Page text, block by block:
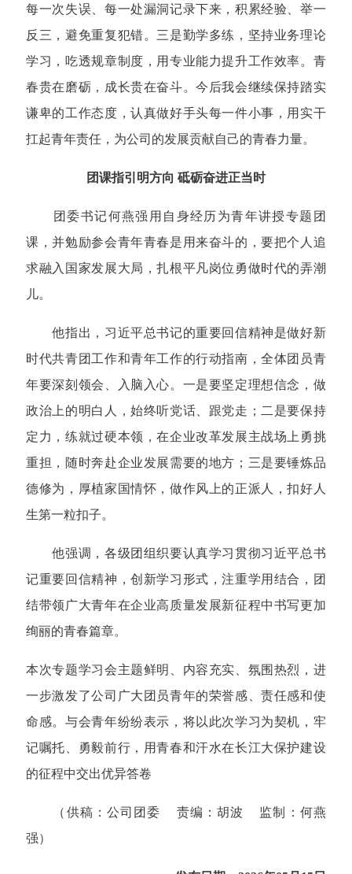
每一次失误、每一处漏洞记录下来，积累经验、举一
反三，避免重复犯错。三是勤学多练，坚持业务理论
学习，吃透规章制度，用专业能力提升工作效率。青
春贵在磨砺，成长贵在奋斗。今后我会继续保持踏实
谦卑的工作态度，认真做好手头每一件小事，用实干
扛起青年责任，为公司的发展贡献自己的青春力量。
团课指引明方向 砥砺奋进正当时
团委书记何燕强用自身经历为青年讲授专题团
课，并勉励参会青年青春是用来奋斗的，要把个人追
求融入国家发展大局，扎根平凡岗位勇做时代的弄潮
儿。
他指出，习近平总书记的重要回信精神是做好新
时代共青团工作和青年工作的行动指南，全体团员青
年要深刻领会、入脑入心。一是要坚定理想信念，做
政治上的明白人，始终听党话、跟党走；二是要保持
定力，练就过硬本领，在企业改革发展主战场上勇挑
重担，随时奔赴企业发展需要的地方；三是要锤炼品
德修为，厚植家国情怀，做作风上的正派人，扣好人
生第一粒扣子。
他强调，各级团组织要认真学习贯彻习近平总书
记重要回信精神，创新学习形式，注重学用结合，团
结带领广大青年在企业高质量发展新征程中书写更加
绚丽的青春篇章。
本次专题学习会主题鲜明、内容充实、氛围热烈，进
一步激发了公司广大团员青年的荣誉感、责任感和使
命感。与会青年纷纷表示，将以此次学习为契机，牢
记嘱托、勇毅前行，用青春和汗水在长江大保护建设
的征程中交出优异答卷
（供稿：公司团委 责编：胡波 监制：何燕
强）